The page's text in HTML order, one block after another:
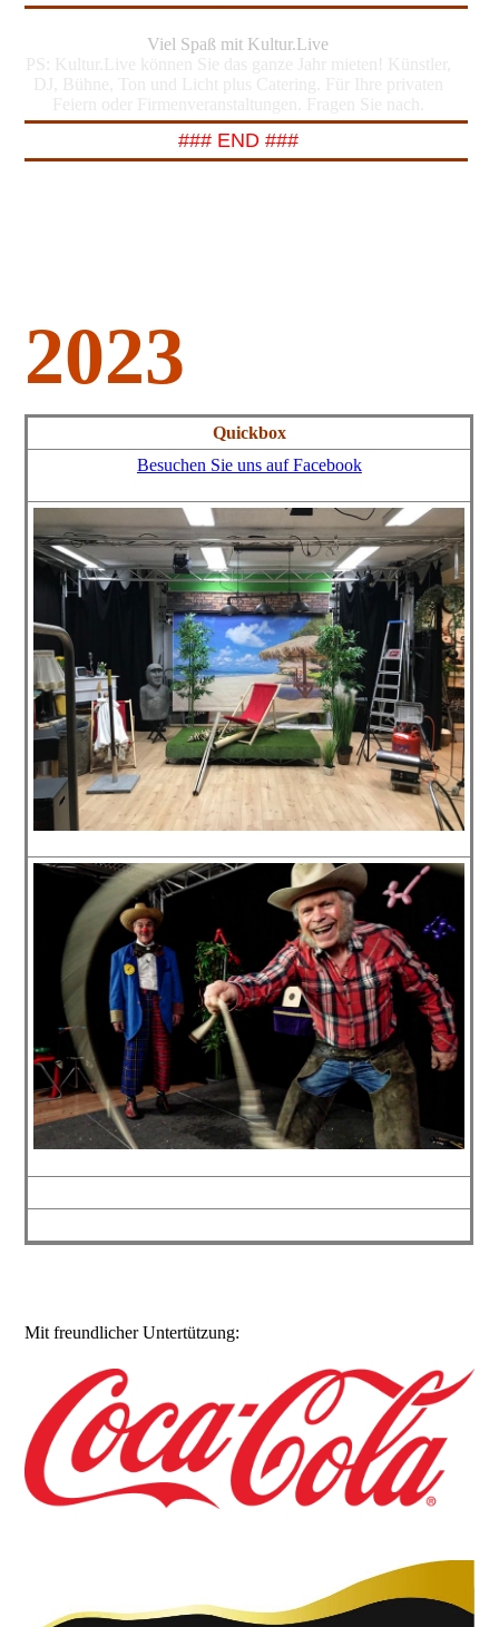
Viel Spaß mit Kultur.Live
PS: Kultur.Live können Sie das ganze Jahr mieten! Künstler,
DJ, Bühne, Ton und Licht plus Catering. Für Ihre privaten
Feiern oder Firmenveranstaltungen. Fragen Sie nach.
### END ###
2023
Quickbox
Besuchen Sie uns auf Facebook
Mit freundlicher Untertützung: